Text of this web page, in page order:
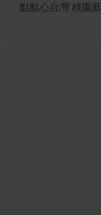
點點心台灣 桃園